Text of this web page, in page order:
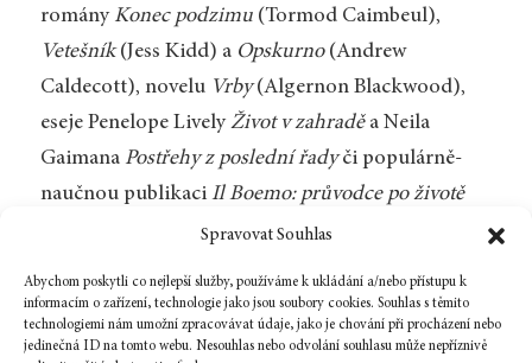
Spravovat Souhlas
Abychom poskytli co nejlepší služby, používáme k ukládání a/nebo přístupu k
informacím o zařízení, technologie jako jsou soubory cookies. Souhlas s těmito
technologiemi nám umožní zpracovávat údaje, jako je chování při procházení nebo
jedinečná ID na tomto webu. Nesouhlas nebo odvolání souhlasu může nepříznivě
romány Konec podzimu(Tormod Caimbeul),
Vetešník(Jess Kidd) a Opskurno(Andrew
Caldecott), novelu Vrby(Algernon Blackwood),
eseje Penelope LivelyŽivot v zahraděa Neila
Gaimana Postřehy z poslední řadyči populárně-
naučnou publikaci Il Boemo: průvodce po životě
a díle Josefa Myslivečka(Daniel E. Freeman). Letos
Duchařské a hororové povídky britských
a amerických spisovatelek